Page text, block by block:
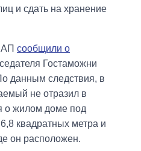
и сдать на хранение
сообщили о
Гостаможни
данным следствия, в
не отразил в
о жилом доме под
квадратных метра и
он расположен.